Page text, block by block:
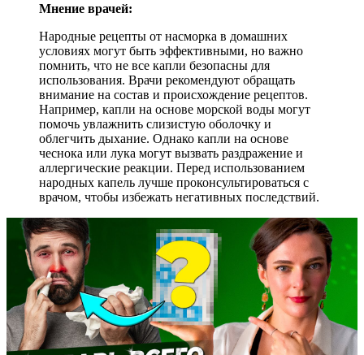
Мнение врачей:
Народные рецепты от насморка в домашних
условиях могут быть эффективными, но важно
помнить, что не все капли безопасны для
использования. Врачи рекомендуют обращать
внимание на состав и происхождение рецептов.
Например, капли на основе морской воды могут
помочь увлажнить слизистую оболочку и
облегчить дыхание. Однако капли на основе
чеснока или лука могут вызвать раздражение и
аллергические реакции. Перед использованием
народных капель лучше проконсультироваться с
врачом, чтобы избежать негативных последствий.